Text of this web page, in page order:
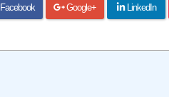
Facebook Google+ LinkedIn